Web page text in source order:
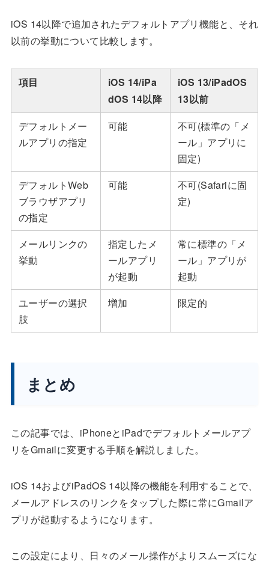
iOS 14以降で追加されたデフォルトアプリ機能と、それ
以前の挙動について比較します。
項目
iOS 14/iPa
dOS 14以降
iOS 13/iPadOS
13以前
デフォルトメー
ルアプリの指定
可能
不可(標準の「メ
ール」アプリに
固定)
デフォルトWeb
ブラウザアプリ
の指定
可能
不可(Safariに固
定)
メールリンクの
挙動
指定したメ
ールアプリ
が起動
常に標準の「メ
ール」アプリが
起動
ユーザーの選択
肢
増加 限定的
まとめ
この記事では、iPhoneとiPadでデフォルトメールアプ
リをGmailに変更する手順を解説しました。
iOS 14およびiPadOS 14以降の機能を利用することで、
メールアドレスのリンクをタップした際に常にGmailア
プリが起動するようになります。
この設定により、日々のメール操作がよりスムーズにな